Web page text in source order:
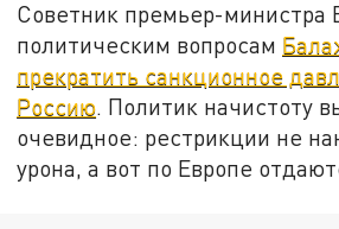
Советник премьер-министра
политическим вопросам
прекратить санкционное
Россию. Политик начистоту
очевидное: рестрикции не
урона, а вот по Европе